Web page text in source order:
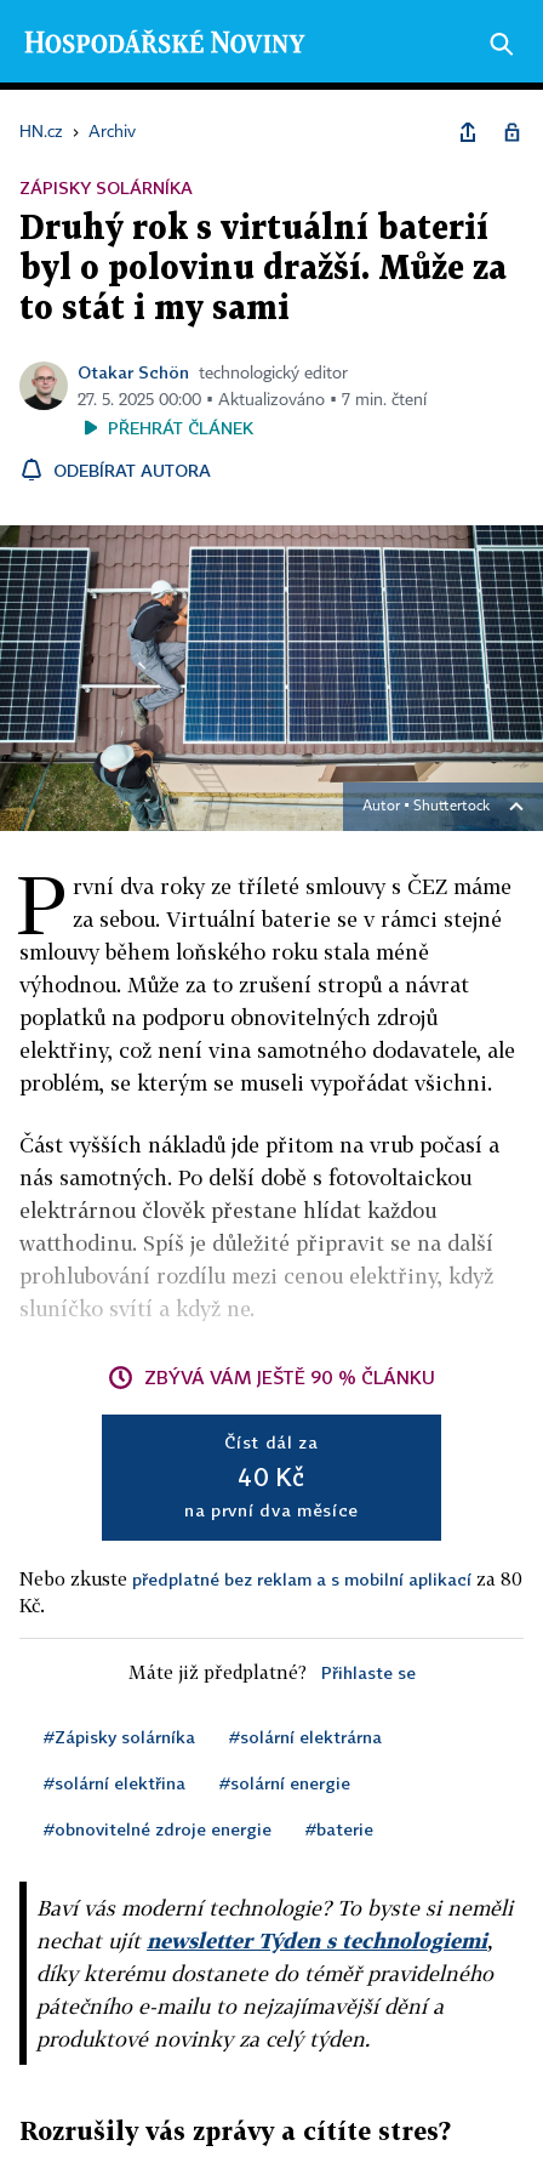
HN.cz › Archiv
ZÁPISKY SOLÁRNÍKA
Druhý rok s virtuální baterií
byl o polovinu dražší. Může za
to stát i my sami
Otakar Schön
technologický editor
27. 5. 2025 00:00 ▪ Aktualizováno ▪ 7 min. čtení
PŘEHRÁT ČLÁNEK
ODEBÍRAT AUTORA
Autor ▪ Shuttertock
P rvní dva roky ze tříleté smlouvy s ČEZ máme
za sebou. Virtuální baterie se v rámci stejné
smlouvy během loňského roku stala méně
výhodnou. Může za to zrušení stropů a návrat
poplatků na podporu obnovitelných zdrojů
elektřiny, což není vina samotného dodavatele, ale
problém, se kterým se museli vypořádat všichni.
Část vyšších nákladů jde přitom na vrub počasí a
nás samotných. Po delší době s fotovoltaickou
elektrárnou člověk přestane hlídat každou
watthodinu. Spíš je důležité připravit se na další
prohlubování rozdílu mezi cenou elektřiny, když
sluníčko svítí a když ne.
ZBÝVÁ VÁM JEŠTĚ 90 % ČLÁNKU
Číst dál za
40 Kč
na první dva měsíce
Nebo zkuste předplatné bez reklam a s mobilní aplikací za 80
Kč.
Máte již předplatné? Přihlaste se
#Zápisky solárníka #solární elektrárna
#solární elektřina #solární energie
#obnovitelné zdroje energie #baterie
Baví vás moderní technologie? To byste si neměli
nechat ujít newsletter Týden s technologiemi,
díky kterému dostanete do téměř pravidelného
pátečního e-mailu to nejzajímavější dění a
produktové novinky za celý týden.
Rozrušily vás zprávy a cítíte stres?